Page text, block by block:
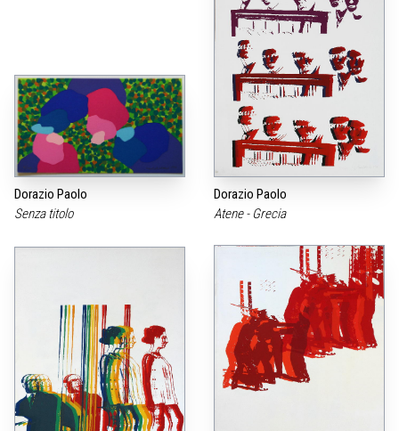
Dorazio Paolo
Senza titolo
Dorazio Paolo
Atene - Grecia